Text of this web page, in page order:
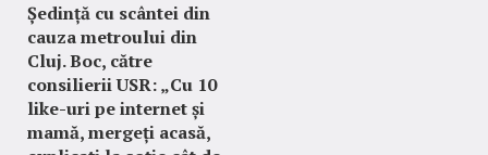
Ședință cu scântei din
cauza metroului din
Cluj. Boc, către
consilierii USR: „Cu 10
like-uri pe internet și
mamă, mergeți acasă,